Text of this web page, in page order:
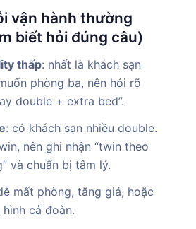
vận hành thường
biết hỏi đúng câu)
thấp: nhất là khách sạn
phòng ba, nên hỏi rõ
double + extra bed”.
: có khách sạn nhiều double.
nên ghi nhận “twin theo
và chuẩn bị tâm lý.
mất phòng, tăng giá, hoặc
cả đoàn.